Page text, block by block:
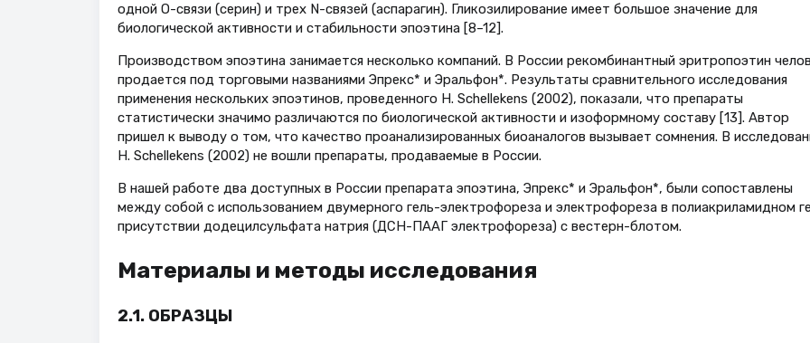
одной O-связи (серин) и трех N-связей (аспарагин). Гликозилирование имеет большое значение для
биологической активности и стабильности эпоэтина [8–12].
Производством эпоэтина занимается несколько компаний. В России рекомбинантный эритропоэтин
продается под торговыми названиями Эпрекс* и Эральфон*. Результаты сравнительного исследования
применения нескольких эпоэтинов, проведенного H. Schellekens (2002), показали, что препараты
статистически значимо различаются по биологической активности и изоформному составу [13]. Автор
пришел к выводу о том, что качество проанализированных биоаналогов вызывает сомнения. В
H. Schellekens (2002) не вошли препараты, продаваемые в России.
В нашей работе два доступных в России препарата эпоэтина, Эпрекс* и Эральфон*, были сопоставлены
между собой с использованием двумерного гель-электрофореза и электрофореза в полиакриламидном
присутствии додецилсульфата натрия (ДСН-ПААГ электрофореза) с вестерн-блотом.
Материалы и методы исследования
2.1. ОБРАЗЦЫ